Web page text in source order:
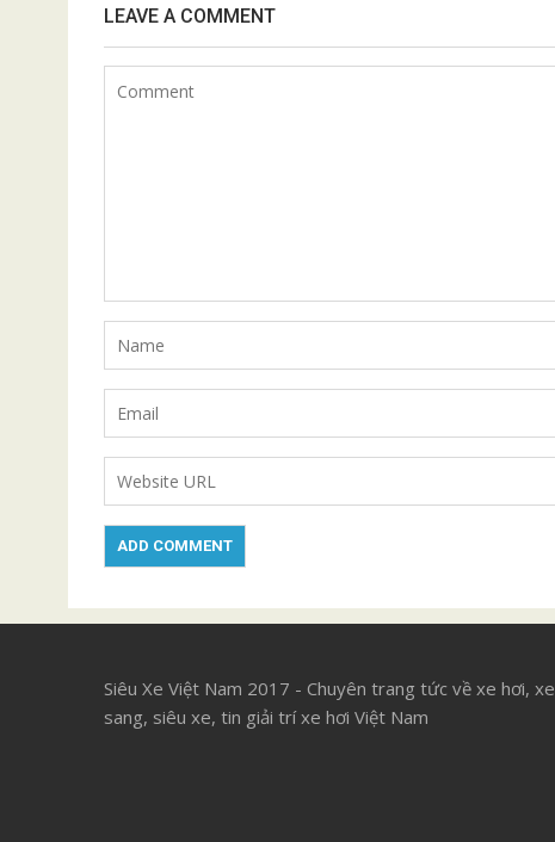
LEAVE A COMMENT
Siêu Xe Việt Nam 2017 - Chuyên trang tức về xe hơi, xe
sang, siêu xe, tin giải trí xe hơi Việt Nam